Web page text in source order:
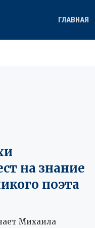
ГЛАВНАЯ
млн
на знание
поэта
Михаила